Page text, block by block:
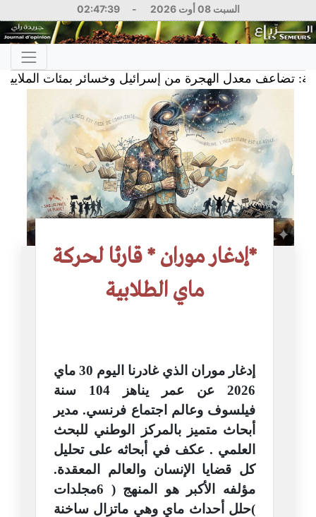
السبت 08 أوت 2026 -
02:47:40
2026 الهجرة من إسرائيل وخسائر بمئات الملايين
*إدغار موران * قارئا لحركة
ماي الطلابية
إدغار موران الذي غادرنا اليوم 30 ماي
2026 عن عمر يناهز 104 سنة
فيلسوف وعالم اجتماع فرنسي. مدير
أبحاث متميز بالمركز الوطني للبحث
العلمي . عكف في أبحاثه على تحليل
كل قضايا الإنسان والعالم المعقدة.
مؤلفه الأكبر هو المنهج ( 6مجلدات
)حلل أحداث ماي وهي ماتزال ساخنة